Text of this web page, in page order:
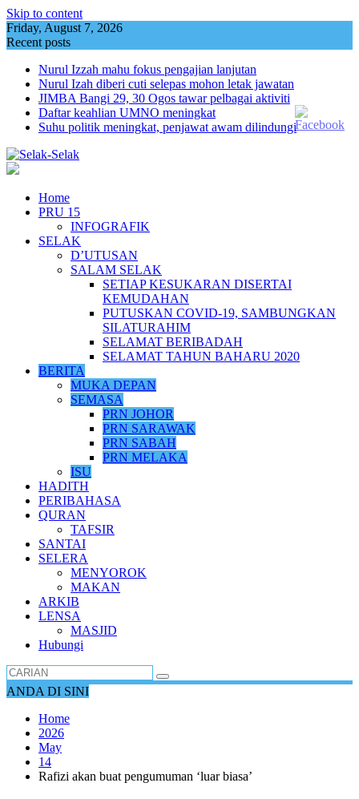
Skip to content
Friday, August 7, 2026
Recent posts
Nurul Izzah mahu fokus pengajian lanjutan
Nurul Izah diberi cuti selepas mohon letak jawatan
JIMBA Bangi 29, 30 Ogos tawar pelbagai aktiviti
Daftar keahlian UMNO meningkat
Suhu politik meningkat, penjawat awam dilindungi
Home
PRU 15
INFOGRAFIK
SELAK
D’UTUSAN
SALAM SELAK
SETIAP KESUKARAN DISERTAI
KEMUDAHAN
PUTUSKAN COVID-19, SAMBUNGKAN
SILATURAHIM
SELAMAT BERIBADAH
SELAMAT TAHUN BAHARU 2020
BERITA
MUKA DEPAN
SEMASA
PRN JOHOR
PRN SARAWAK
PRN SABAH
PRN MELAKA
ISU
HADITH
PERIBAHASA
QURAN
TAFSIR
SANTAI
SELERA
MENYOROK
MAKAN
ARKIB
LENSA
MASJID
Hubungi
ANDA DI SINI
Home
2026
May
14
Rafizi akan buat pengumuman ‘luar biasa’